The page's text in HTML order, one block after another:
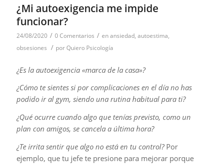
¿Mi autoexigencia me impide
funcionar?
24/08/2020 / 0 Comentarios / enansiedad, autoestima,
obsesiones / porQuiero Psicología
¿Es la autoexigencia «marca de la casa»?
¿Cómo te sientes si por complicaciones en el día no has
podido ir al gym, siendo una rutina habitual para ti?
¿Qué ocurre cuando algo que tenías previsto, como un
plan con amigos, se cancela a última hora?
¿Te irrita sentir que algo no está en tu control? Por
ejemplo, que tu jefe te presione para mejorar porque